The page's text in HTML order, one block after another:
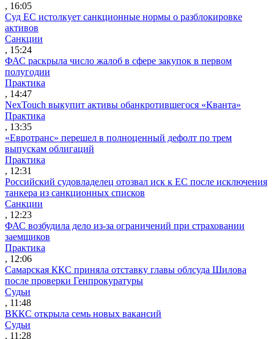
, 16:05
Суд ЕС истолкует санкционные нормы о разблокировке
активов
Санкции
, 15:24
ФАС раскрыла число жалоб в сфере закупок в первом
полугодии
Практика
, 14:47
NexTouch выкупит активы обанкротившегося «Кванта»
Практика
, 13:35
«Евротранс» перешел в полноценный дефолт по трем
выпускам облигаций
Практика
, 12:31
Российский судовладелец отозвал иск к ЕС после исключения
танкера из санкционных списков
Санкции
, 12:23
ФАС возбудила дело из-за ограничений при страховании
заемщиков
Практика
, 12:06
Самарская ККС приняла отставку главы облсуда Шилова
после проверки Генпрокуратуры
Судьи
, 11:48
ВККС открыла семь новых вакансий
Судьи
, 11:28